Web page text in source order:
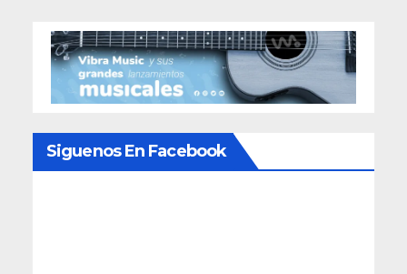
Siguenos En Facebook